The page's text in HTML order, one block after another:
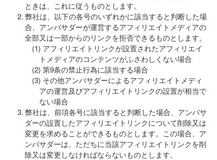
ときは、これに従うものとします。
弊社は、以下の各号のいずれかに該当すると判断した場
合、アンバサダーが運営するアフィリエイトメディアの
全部又は一部からのリンクを拒否できるものとします。
アフィリエイトリンクが設置されたアフィリエイ
トメディアのコンテンツがふさわしくない場合
第9条の禁止行為に該当する場合
その他アンバサダーによるアフィリエイトメディ
アの運営及びアフィリエイトリンクの設置が相当で
ない場合
弊社は、前項各号に該当すると判断した場合、アンバサ
ダーの設置したアフィリエイトリンクについて削除又は
変更を求めることができるものとします。この場合、ア
ンバサダーは、ただちに当該アフィリエイトリンクを削
除又は変更しなければならないものとします。